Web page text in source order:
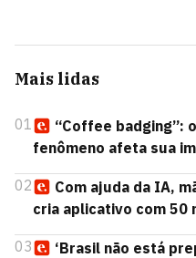
Mais lidas
01
“Coffee badging”:
fenômeno afeta sua
02
Com ajuda da IA,
cria aplicativo com 50
03
‘Brasil não está